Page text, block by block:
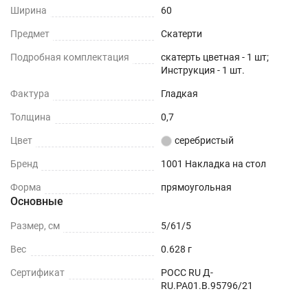
Ширина 60
Предмет Скатерти
Подробная комплектация
скатерть цветная - 1 шт;
Инструкция - 1 шт.
Фактура Гладкая
Толщина 0,7
Цвет серебристый
Бренд 1001 Накладка на стол
Форма прямоугольная
Основные
Размер, см 5/61/5
Вес 0.628 г
Сертификат
РОСС RU Д-
RU.РА01.В.95796/21